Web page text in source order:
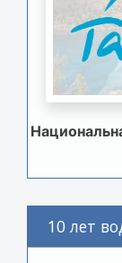
10 лет